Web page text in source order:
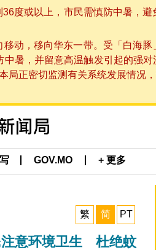
度或以上，市民需慎防中暑，
动，移向华东一带。受「白海
暑，并留意高温触发引起的强
正密切监测有关系统发展情况
GOV.MO + 更多
繁 简 PT
注意环境卫生 杜绝蚊